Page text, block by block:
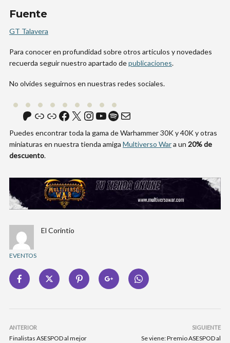
Fuente
GT Talavera
Para conocer en profundidad sobre otros articulos y novedades
recuerda seguir nuestro apartado depublicaciones.
No olvides seguirnos en nuestras redes sociales.
Patreon
Enlace
Enlace
Facebook
X Instagram
YouTube
Spotify
Correo electrónico
Puedes encontrar toda la gama de Warhammer 30K y 40K y otras
miniaturas en nuestra tienda amiga Multiverso Wara un 20% de
descuento.
El Corintio
EVENTOS
ANTERIOR
Finalistas ASESPOD al mejor
SIGUIENTE
Se viene: Premio ASESPOD al